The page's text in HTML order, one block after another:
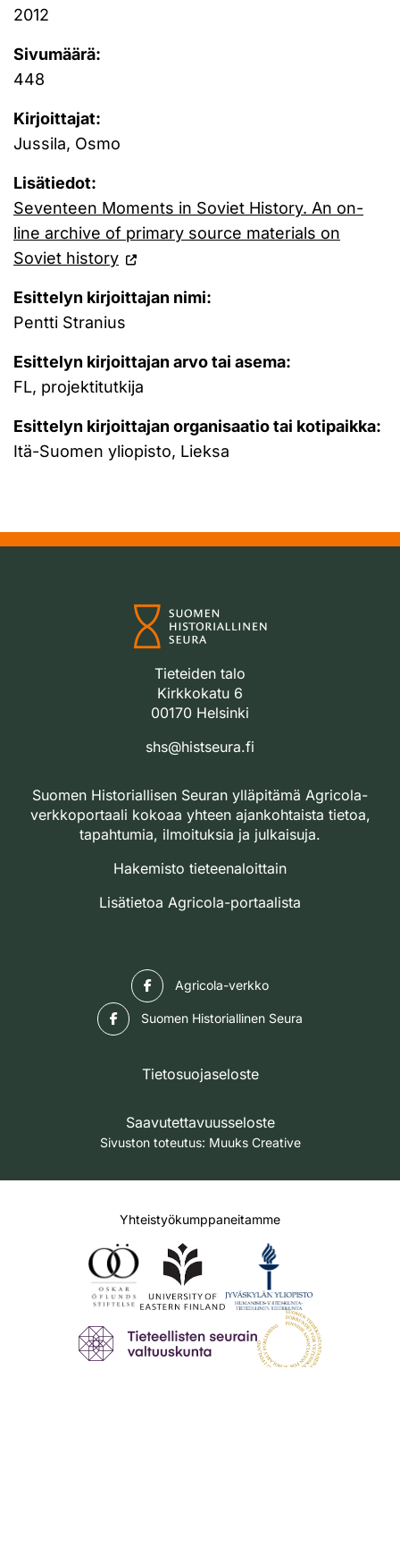
2012
Sivumäärä:
448
Kirjoittajat:
Jussila, Osmo
Lisätiedot:
Seventeen Moments in Soviet History. An on-
line archive of primary source materials on
Soviet history
Esittelyn kirjoittajan nimi:
Pentti Stranius
Esittelyn kirjoittajan arvo tai asema:
FL, projektitutkija
Esittelyn kirjoittajan organisaatio tai kotipaikka:
Itä-Suomen yliopisto, Lieksa
Tieteiden talo
Kirkkokatu 6
00170 Helsinki
shs@histseura.fi
Suomen Historiallisen Seuran ylläpitämä Agricola-
verkkoportaali kokoaa yhteen ajankohtaista tietoa,
tapahtumia, ilmoituksia ja julkaisuja.
Hakemisto tieteenaloittain
Lisätietoa Agricola-portaalista
Agricola-verkko
Suomen Historiallinen Seura
Tietosuojaseloste
Saavutettavuusseloste
Sivuston toteutus: Muuks Creative
Yhteistyökumppaneitamme